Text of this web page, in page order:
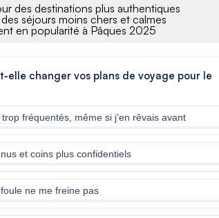
des destinations plus authentiques
séjours moins chers et calmes
en popularité à Pâques 2025
elle changer vos plans de voyage pour le
fréquentés, même si j’en rêvais avant
et coins plus confidentiels
ne me freine pas